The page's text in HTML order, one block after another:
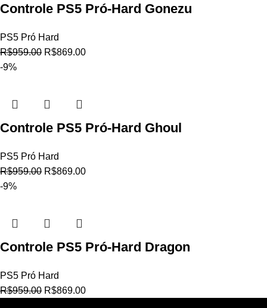
Controle PS5 Pró-Hard Gonezu
PS5 Pró Hard
R$959.00 R$869.00
-9%
Controle PS5 Pró-Hard Ghoul
PS5 Pró Hard
R$959.00 R$869.00
-9%
Controle PS5 Pró-Hard Dragon
PS5 Pró Hard
R$959.00 R$869.00